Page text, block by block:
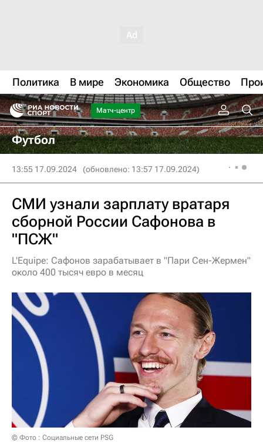
Политика В мире Экономика Общество
Матч-центр
Футбол
13:55 17.09.2024 (обновлено: 13:57 17.09.2024)
СМИ узнали зарплату вратаря
сборной России Сафонова в
"ПСЖ"
L'Equipe: Сафонов зарабатывает в "Пари Сен-Жермен"
около 400 тысяч евро в месяц
© Фото : Социальные сети PSG